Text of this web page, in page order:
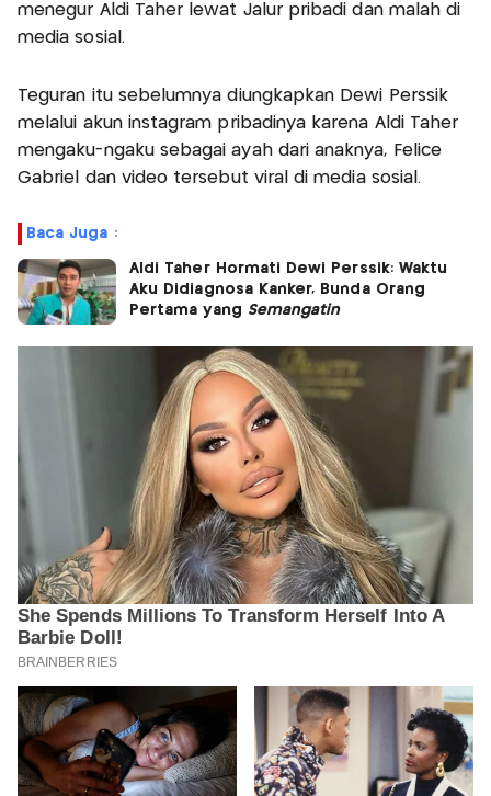
menegur Aldi Taher lewat Jalur pribadi dan malah di
media sosial.
Teguran itu sebelumnya diungkapkan Dewi Perssik
melalui akun instagram pribadinya karena Aldi Taher
mengaku-ngaku sebagai ayah dari anaknya, Felice
Gabriel dan video tersebut viral di media sosial.
Baca Juga :
Aldi Taher Hormati Dewi Perssik: Waktu
Aku Didiagnosa Kanker, Bunda Orang
Pertama yang Semangatin